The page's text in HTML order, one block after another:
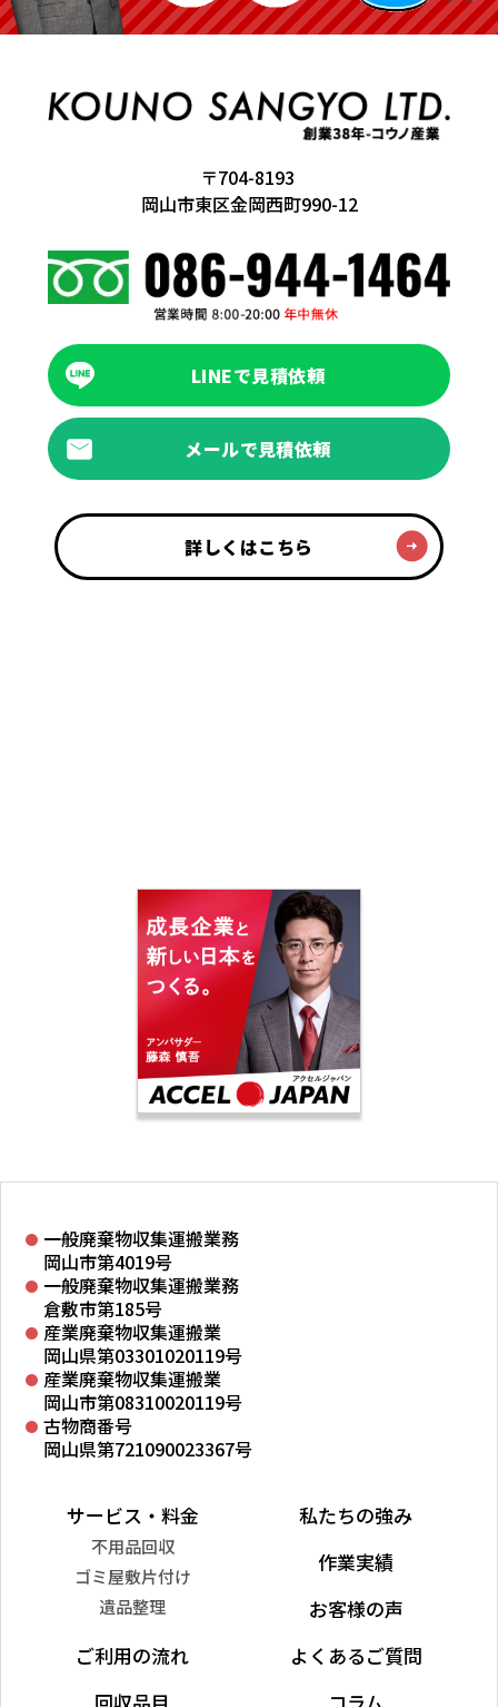
〒704-8193
岡山市東区金岡西町990-12
LINEで見積依頼
メールで見積依頼
詳しくはこちら
一般廃棄物収集運搬業務
岡山市第4019号
一般廃棄物収集運搬業務
倉敷市第185号
産業廃棄物収集運搬業
岡山県第03301020119号
産業廃棄物収集運搬業
岡山市第08310020119号
古物商番号
岡山県第721090023367号
サービス・料金
不用品回収
ゴミ屋敷片付け
遺品整理
私たちの強み
作業実績
お客様の声
ご利用の流れ
よくあるご質問